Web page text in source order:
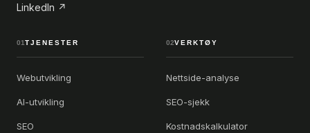
LinkedIn ↗
01TJENESTER
Webutvikling
AI-utvikling
SEO
02VERKTØY
Nettside-analyse
SEO-sjekk
Kostnadskalkulator